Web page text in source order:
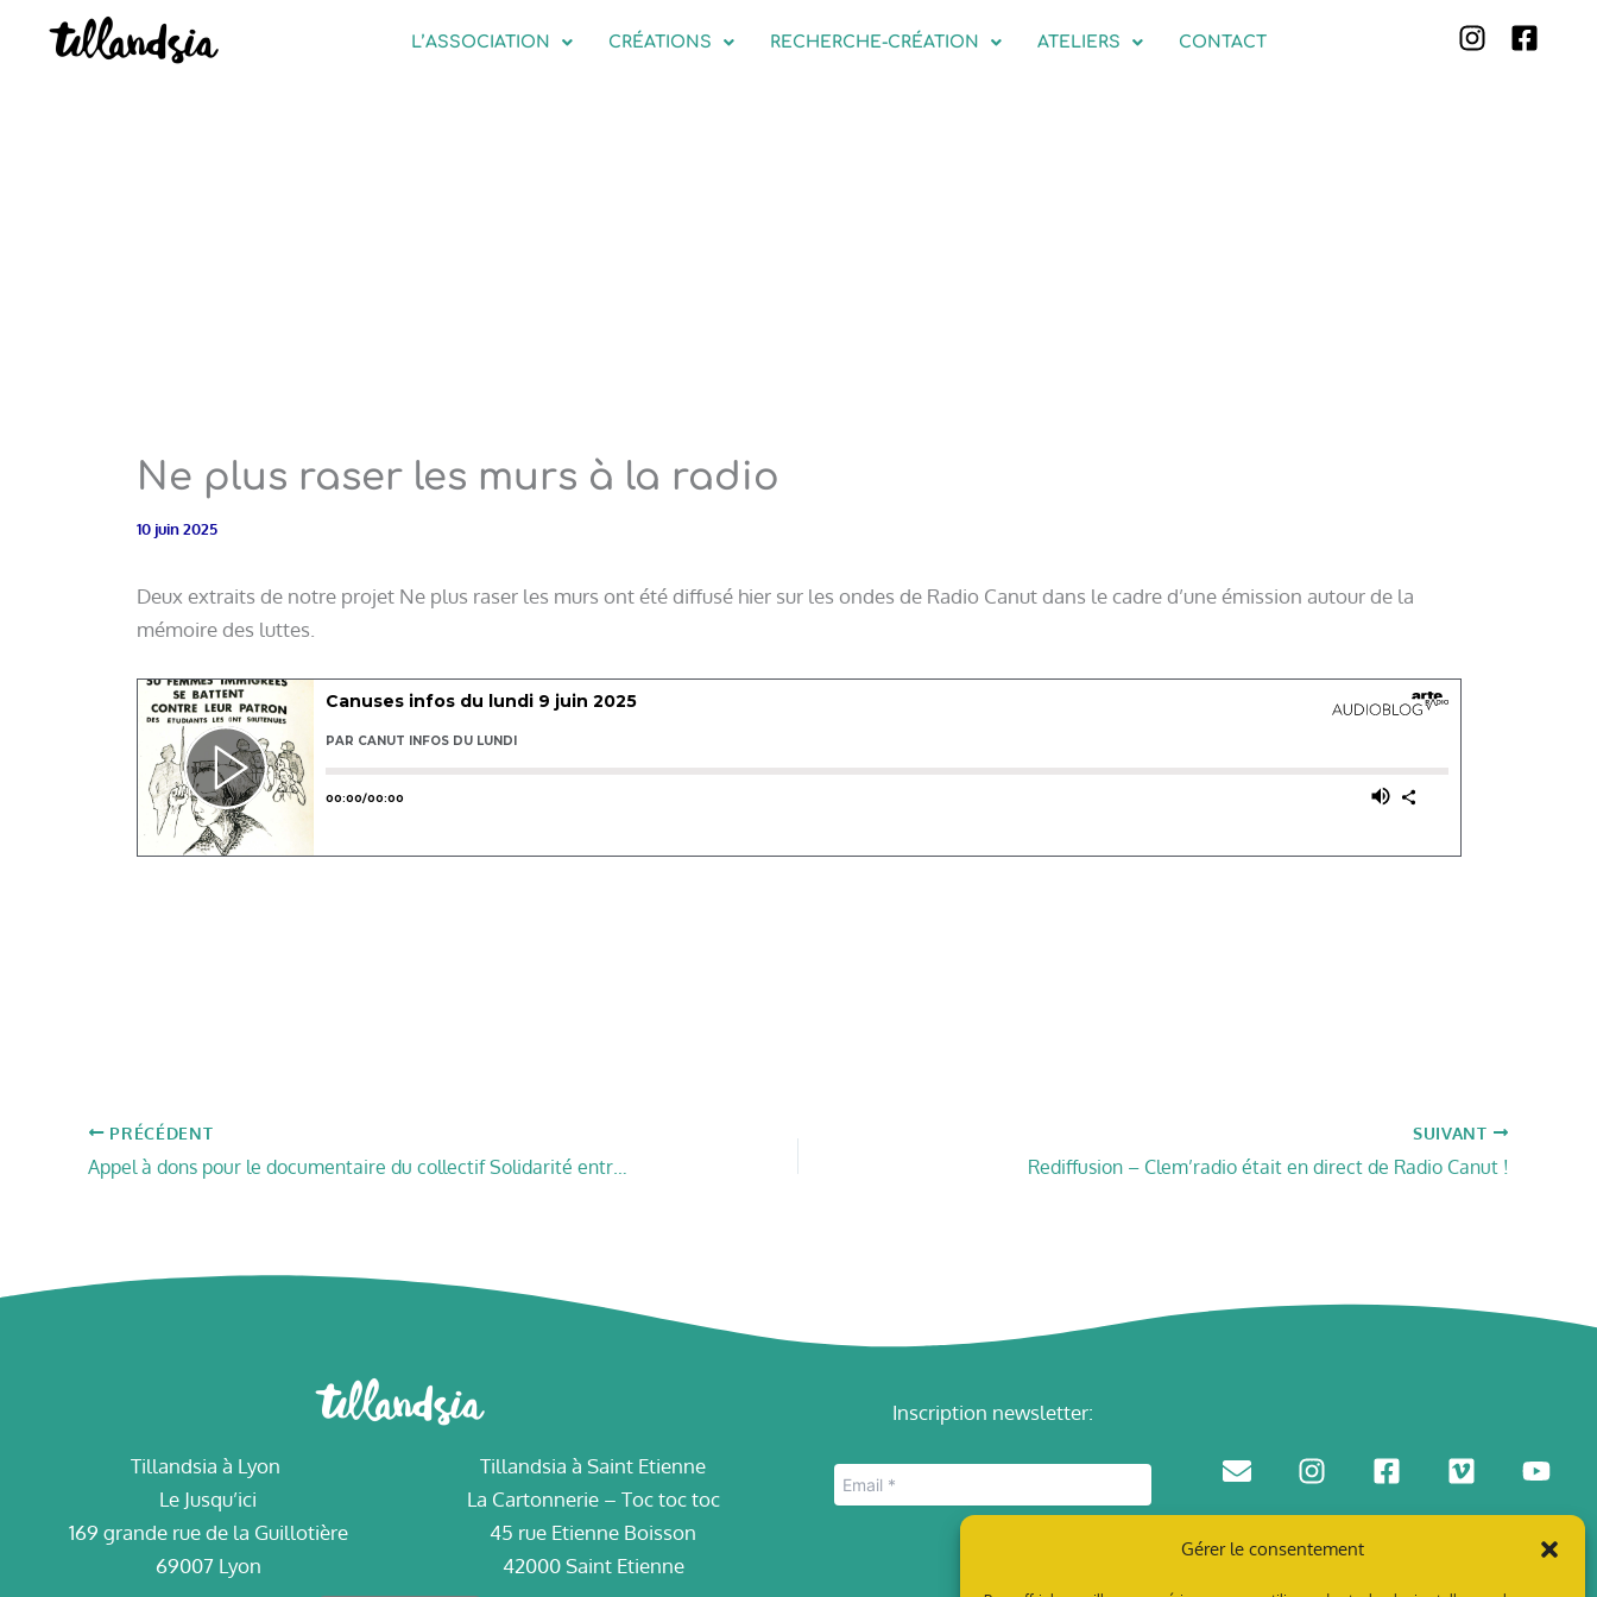
Gérer le consentement
L’ASSOCIATION CRÉATIONS RECHERCHE-CRÉATION ATELIERS CONTACT
Ne plus raser les murs à la radio
10 juin 2025
Deux extraits de notre projet Ne plus raser les murs ont été diffusé hier sur les ondes de Radio Canut dans le cadre d’une émission autour de la
mémoire des luttes.
PRÉCÉDENT
Appel à dons pour le documentaire du collectif Solidarité entre femmes à la rue
SUIVANT
Rediffusion – Clem’radio était en direct de Radio Canut !
Tillandsia à Lyon
Le Jusqu’ici
169 grande rue de la Guillotière
69007 Lyon
Tillandsia à Saint Etienne
La Cartonnerie – Toc toc toc
45 rue Etienne Boisson
42000 Saint Etienne
Inscription newsletter: